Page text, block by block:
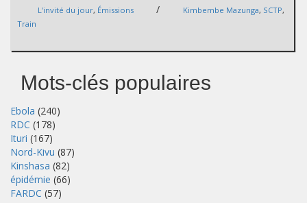
L'invité du jour, Émissions / Kimbembe Mazunga, SCTP,
Train
Mots-clés populaires
Ebola (240)
RDC (178)
Ituri (167)
Nord-Kivu (87)
Kinshasa (82)
épidémie (66)
FARDC (57)